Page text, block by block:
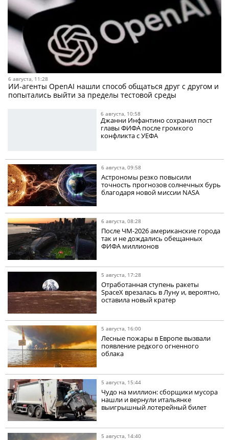
6 августа, 11:28
ИИ-агенты OpenAI нашли способ общаться друг с другом и
попытались выйти за пределы тестовой среды
6 августа, 10:58
Джанни Инфантино сохранил пост
главы ФИФА после громкого
конфликта с УЕФА
6 августа, 09:58
Астрономы резко повысили
точность прогнозов солнечных бурь
благодаря новой миссии NASA
6 августа, 08:28
После ЧМ-2026 американские города
так и не дождались обещанных
ФИФА миллионов
5 августа, 17:28
Отработанная ступень ракеты
SpaceX врезалась в Луну и, вероятно,
оставила новый кратер
5 августа, 16:00
Лесные пожары в Европе вызвали
появление редкого огненного
облака
5 августа, 15:44
Чудо на миллион: сборщики мусора
нашли и вернули итальянке
выигрышный лотерейный билет
5 августа, 14:40